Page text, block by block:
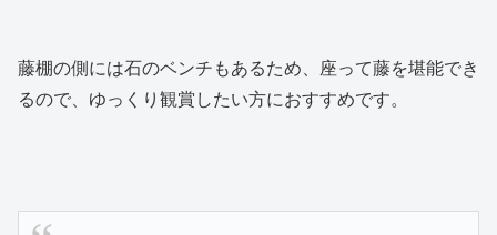
藤棚の側には石のベンチもあるため、座って藤を堪能でき
るので、ゆっくり観賞したい方におすすめです。